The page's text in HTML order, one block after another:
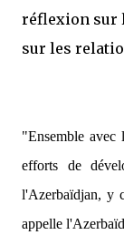
réflexion sur
sur les
"Ensemble avec
efforts de
l'Azerbaïdjan, y
appelle